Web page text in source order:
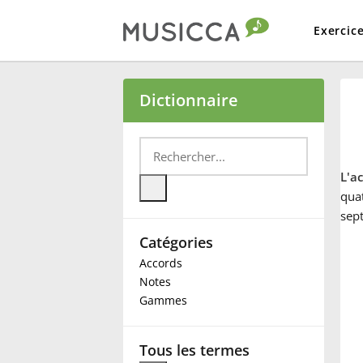
Български
Deutsch
Español
Dictionnaire
Catégories
Accords
Notes
Gammes
Tous les termes